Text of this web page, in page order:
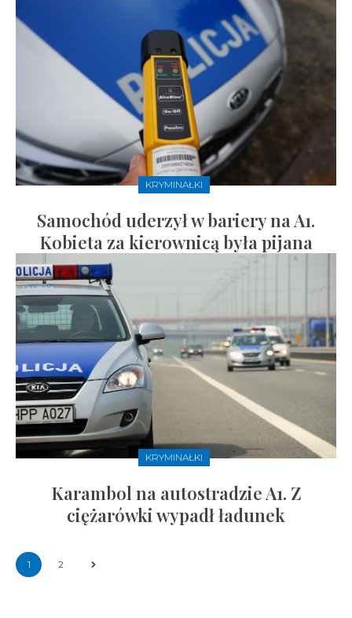
KRYMINAŁKI
Samochód uderzył w bariery na A1.
Kobieta za kierownicą była pijana
KRYMINAŁKI
Karambol na autostradzie A1. Z
ciężarówki wypadł ładunek
1 2